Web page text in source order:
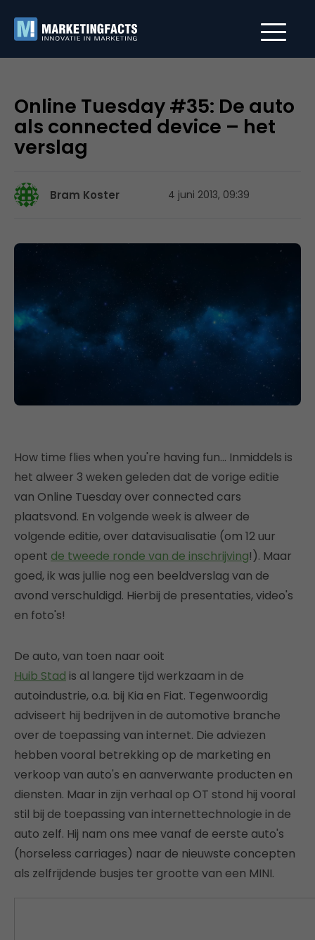
Online Tuesday #35: De auto
als connected device – het
verslag
Bram Koster 4 juni 2013, 09:39
How time flies when you're having fun… Inmiddels is
het alweer 3 weken geleden dat de vorige editie
van Online Tuesday over connected cars
plaatsvond. En volgende week is alweer de
volgende editie, over datavisualisatie (om 12 uur
opent de tweede ronde van de inschrijving!). Maar
goed, ik was jullie nog een beeldverslag van de
avond verschuldigd. Hierbij de presentaties, video's
en foto's!
De auto, van toen naar ooit
Huib Stad is al langere tijd werkzaam in de
autoindustrie, o.a. bij Kia en Fiat. Tegenwoordig
adviseert hij bedrijven in de automotive branche
over de toepassing van internet. Die adviezen
hebben vooral betrekking op de marketing en
verkoop van auto's en aanverwante producten en
diensten. Maar in zijn verhaal op OT stond hij vooral
stil bij de toepassing van internettechnologie in de
auto zelf. Hij nam ons mee vanaf de eerste auto's
(horseless carriages) naar de nieuwste concepten
als zelfrijdende busjes ter grootte van een MINI.